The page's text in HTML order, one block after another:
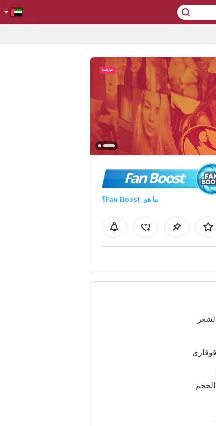
Fan Boost
ما هو Fan Boost؟